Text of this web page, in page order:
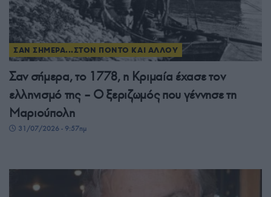
ΣΑΝ ΣΗΜΕΡΑ...ΣΤΟΝ ΠΟΝΤΟ ΚΑΙ ΑΛΛΟΥ
Σαν σήμερα, το 1778, η Κριμαία έχασε τον
ελληνισμό της – Ο ξεριζωμός που γέννησε τη
Μαριούπολη
31/07/2026 - 9:57πμ